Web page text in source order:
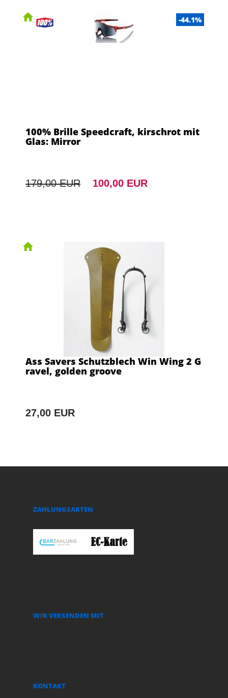
-44.1%
100% Brille Speedcraft, kirschrot mit
Glas: Mirror
179,00 EUR 100,00 EUR
Ass Savers Schutzblech Win Wing 2 G
ravel, golden groove
27,00 EUR
ZAHLUNGSARTEN
WIR VERSENDEN MIT
KONTAKT